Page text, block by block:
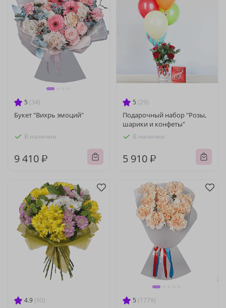
5 (34)
Букет "Вихрь эмоций"
В наличии
9 410 ₽
5 (29)
Подарочный набор "Розы,
шарики и конфеты"
В наличии
5 910 ₽
4.9 (90) 5 (1779)